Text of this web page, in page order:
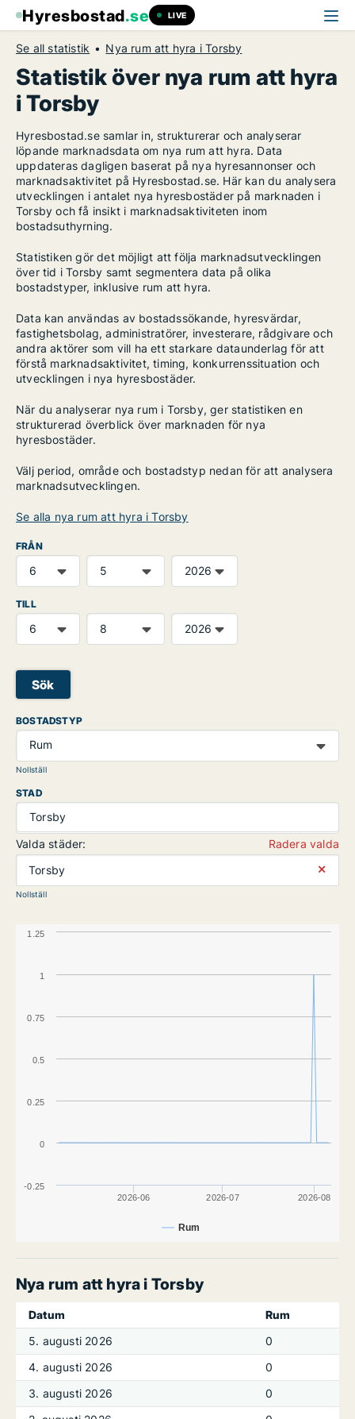
Hyresbostad.se LIVE
Se all statistik Nya rum att hyra i Torsby
Statistik över nya rum att hyra
i Torsby
Hyresbostad.se samlar in, strukturerar och analyserar
löpande marknadsdata om nya rum att hyra. Data
uppdateras dagligen baserat på nya hyresannonser och
marknadsaktivitet på Hyresbostad.se. Här kan du analysera
utvecklingen i antalet nya hyresbostäder på marknaden i
Torsby och få insikt i marknadsaktiviteten inom
bostadsuthyrning.
Statistiken gör det möjligt att följa marknadsutvecklingen
över tid i Torsby samt segmentera data på olika
bostadstyper, inklusive rum att hyra.
Data kan användas av bostadssökande, hyresvärdar,
fastighetsbolag, administratörer, investerare, rådgivare och
andra aktörer som vill ha ett starkare dataunderlag för att
förstå marknadsaktivitet, timing, konkurrenssituation och
utvecklingen i nya hyresbostäder.
När du analyserar nya rum i Torsby, ger statistiken en
strukturerad överblick över marknaden för nya
hyresbostäder.
Välj period, område och bostadstyp nedan för att analysera
marknadsutvecklingen.
Se alla nya rum att hyra i Torsby
FRÅN
TILL
Sök
BOSTADSTYP
Rum
Nollställ
STAD
Torsby
Valda städer:
Radera valda
Torsby
⨯
Nollställ
Rum
2026-06 2026-07 2026-08
0
1
-0.25
0.25
0.5
0.75
1.25
Nya rum att hyra i Torsby
Datum
Rum
5. augusti 2026
0
4. augusti 2026
0
3. augusti 2026
0